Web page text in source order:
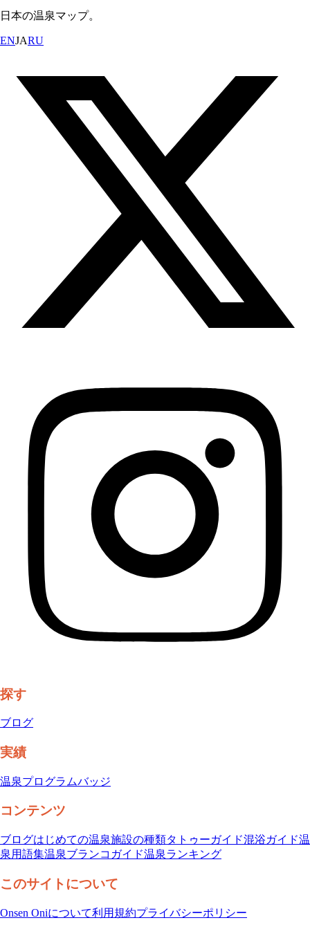
日本の温泉マップ。
ENJARU
探す
ブログ
実績
温泉プログラムバッジ
コンテンツ
ブログはじめての温泉施設の種類タトゥーガイド混浴ガイド温
泉用語集温泉ブランコガイド温泉ランキング
このサイトについて
Onsen Oniについて利用規約プライバシーポリシー